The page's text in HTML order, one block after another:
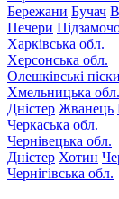
Бережани Бучач
Печери
Харківська обл.
Херсонська обл.
Олешківські піски
Хмельницька обл.
Дністер Жванець
Черкаська обл.
Чернівецька обл.
Дністер Хотин
Чернігівська обл.